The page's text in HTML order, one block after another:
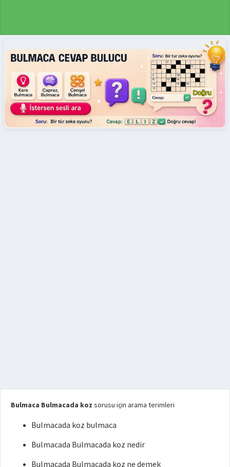
Bulmaca Bulmacada koz sorusu için arama terimleri
Bulmacada koz bulmaca
Bulmacada Bulmacada koz nedir
Bulmacada Bulmacada koz ne demek